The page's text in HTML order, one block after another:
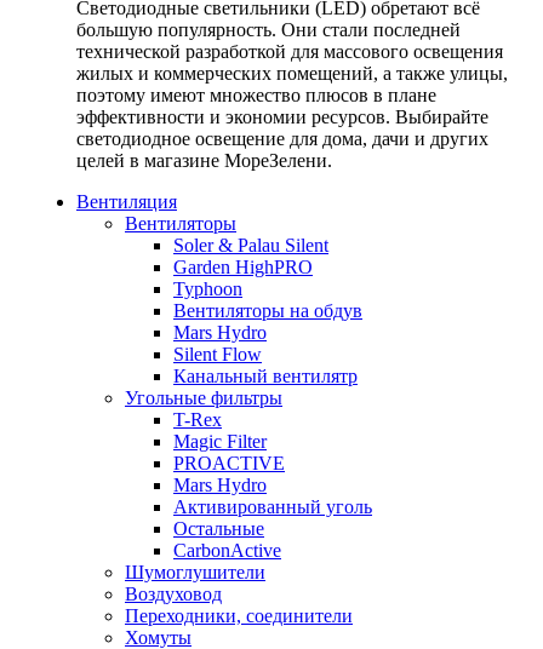
Светодиодные светильники (LED) обретают всё
большую популярность. Они стали последней
технической разработкой для массового освещения
жилых и коммерческих помещений, а также улицы,
поэтому имеют множество плюсов в плане
эффективности и экономии ресурсов. Выбирайте
светодиодное освещение для дома, дачи и других
целей в магазине МореЗелени.
Вентиляция
Вентиляторы
Soler & Palau Silent
Garden HighPRO
Typhoon
Вентиляторы на обдув
Mars Hydro
Silent Flow
Канальный вентилятр
Угольные фильтры
T-Rex
Magic Filter
PROACTIVE
Mars Hydro
Активированный уголь
Остальные
CarbonActive
Шумоглушители
Воздуховод
Переходники, соединители
Хомуты